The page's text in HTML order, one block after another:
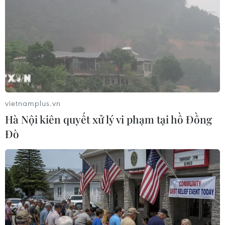
#RapNewsPlus #Lumia 930
#Microsoft
#VietnamPlus
#Cuộc thi
#Dự án báo chí sáng tạo
#YouTube
#Kính cường lực
vietnamplus.vn
Hà Nội kiên quyết xử lý vi phạm tại hồ Đồng
Đò